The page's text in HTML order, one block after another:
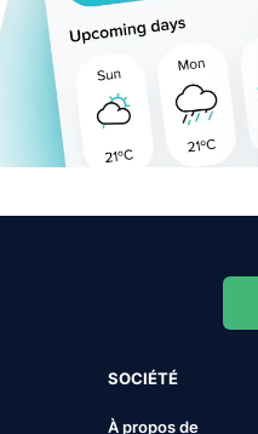
SOCIÉTÉ
À propos de